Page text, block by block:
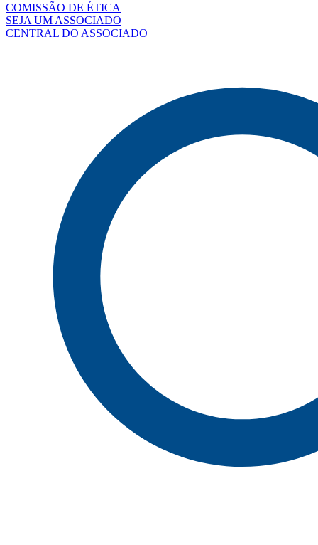
COMISSÃO DE ÉTICA
SEJA UM ASSOCIADO
CENTRAL DO ASSOCIADO